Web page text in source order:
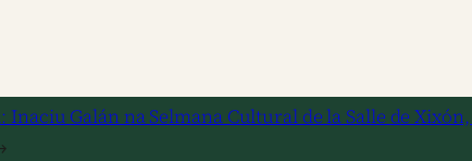
Inaciu Galán na Selmana Cultural de la Salle de